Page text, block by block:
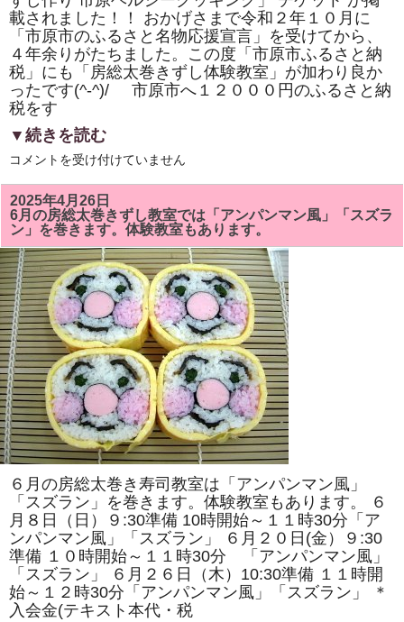
き
ま
し
た！！
は
載されました！！ おかげさまで令和２年１０月に
「市原市のふるさと名物応援宣言」を受けてから、
４年余りがたちました。この度「市原市ふるさと納
税」にも「房総太巻きずし体験教室」が加わり良か
ったです(^-^)/ 市原市へ１２０００円のふるさと納
税をす
▼続きを読む
市
市
「ふ
る
さ
と
納
税」
に
「株
式
会
社
サ
ン
パ
ー
ク・
市
原
ヘ
ル
シ
ー
ク
ッ
キ
ン
グ・
房
総
太
巻
き
寿
司
コメントを受け付けていません
2025年4月26日
6月の房総太巻きずし教室では「アンパンマン風」「スズラ
ン」を巻きます。体験教室もあります。
６月の房総太巻き寿司教室は「アンパンマン風」
「スズラン」を巻きます。体験教室もあります。 ６
月８日（日）９:30準備 10時開始～１１時30分「ア
ンパンマン風」「スズラン」 ６月２０日(金）９:30
準備 １０時開始～１１時30分 「アンパンマン風」
「スズラン」 ６月２６日（木）10:30準備 １１時開
始～１２時30分「アンパンマン風」「スズラン」 ＊
入会金(テキスト本代・税